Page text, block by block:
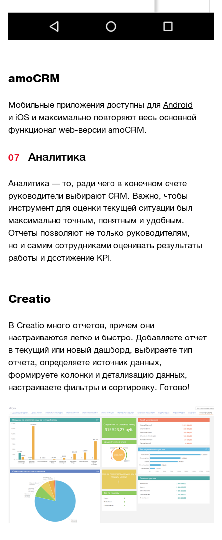
amoCRM
Мобильные приложения доступны дляAndroid
и iOS и максимально повторяют весь основной
функционал web-версии amoCRM.
Аналитика
Аналитика — то, ради чего в конечном счете
руководители выбирают CRM. Важно, чтобы
инструмент для оценки текущей ситуации был
максимально точным, понятным и удобным.
Отчеты позволяют не только руководителям,
но и самим сотрудниками оценивать результаты
работы и достижение KPI.
Creatio
В Creatio много отчетов, причем они
настраиваются легко и быстро. Добавляете отчет
в текущий или новый дашборд, выбираете тип
отчета, определяете источник данных,
формируете колонки и детализацию данных,
настраиваете фильтры и сортировку. Готово!